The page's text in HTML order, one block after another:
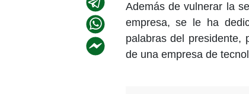
Además de vulnerar la
empresa, se le ha
palabras del presidente,
de una empresa de